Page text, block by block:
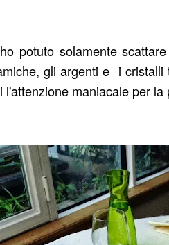
potuto solamente
gli argenti e i
maniacale per